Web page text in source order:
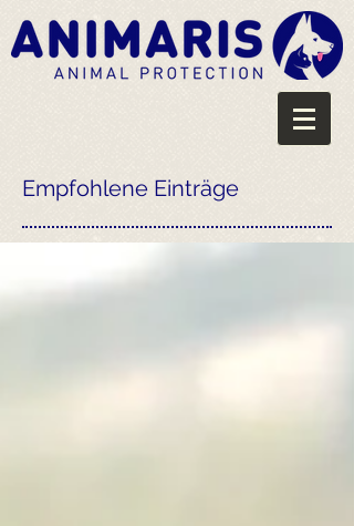
Empfohlene Einträge